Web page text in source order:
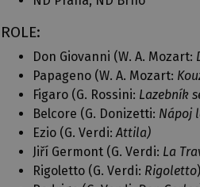
ROLE:
Don Giovanni (W. A. Mozart:
Papageno (W. A. Mozart:
Figaro (G. Rossini: Lazebník
Belcore (G. Donizetti: Nápoj
Ezio (G. Verdi:Attila)
Jiří Germont (G. Verdi: La
Rigoletto (G. Verdi: Rigoletto)